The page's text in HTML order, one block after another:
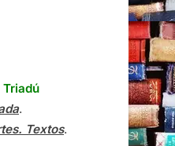
Triadú
.
Textos.